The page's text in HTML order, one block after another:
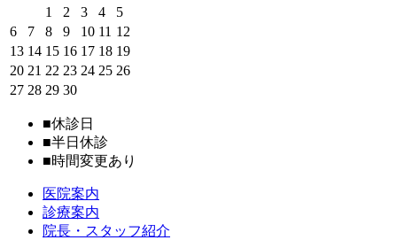
1
2 3 4
5
6
7 8 9 10 11 12
13 14 15 16 17 18 19
20 21 22 23 24 25 26
27 28 29 30
■休診日
■半日休診
■時間変更あり
医院案内
診療案内
院長・スタッフ紹介